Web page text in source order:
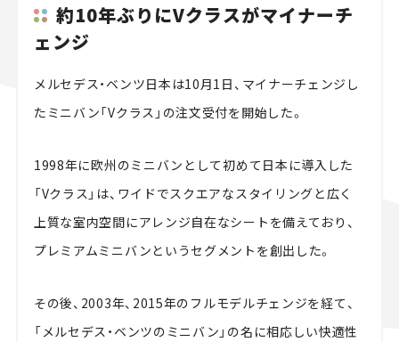
約10年ぶりにVクラスがマイナーチ
ェンジ
メルセデス・ベンツ日本は10月1日、マイナーチェンジし
たミニバン「Vクラス」の注文受付を開始した。
1998年に欧州のミニバンとして初めて日本に導入した
「Vクラス」は、ワイドでスクエアなスタイリングと広く
上質な室内空間にアレンジ自在なシートを備えており、
プレミアムミニバンというセグメントを創出した。
その後、2003年、2015年のフルモデルチェンジを経て、
「メルセデス・ベンツのミニバン」の名に相応しい快適性